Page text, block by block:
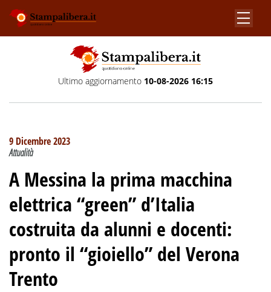
Ultimo aggiornamento 10-08-2026 16:15
9 Dicembre 2023
Attualità
A Messina la prima macchina
elettrica “green” d’Italia
costruita da alunni e docenti:
pronto il “gioiello” del Verona
Trento